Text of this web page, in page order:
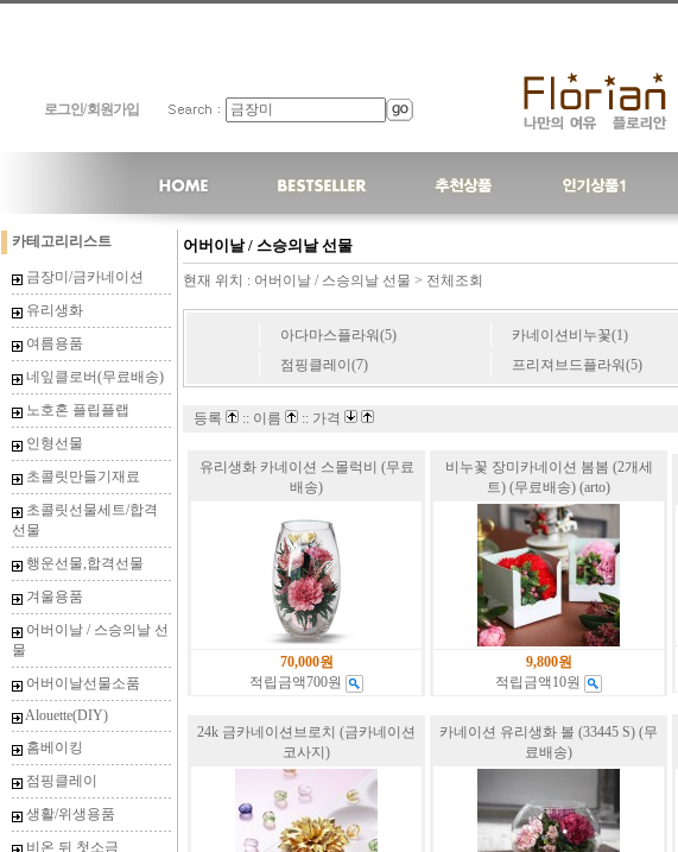
로그인/회원가입
카테고리리스트
금장미/금카네이션
유리생화
여름용품
네잎클로버(무료배송)
노호혼 플립플랩
인형선물
초콜릿만들기재료
초콜릿선물세트/합격
선물
행운선물,합격선물
겨울용품
어버이날 / 스승의날 선
물
어버이날선물소품
Alouette(DIY)
홈베이킹
점핑클레이
생활/위생용품
비온 뒤 첫소금
어버이날 / 스승의날 선물
현재 위치 : 어버이날 / 스승의날 선물 > 전체조회
아다마스플라워(5) 카네이션비누꽃(1)
점핑클레이(7)
프리져브드플라워(5)
등록 :: 이름 :: 가격
유리생화 카네이션 스몰럭비 (무료
배송)
70,000원
적립금액700원
비누꽃 장미카네이션 봄봄 (2개세
트) (무료배송) (arto)
9,800원
적립금액10원
24k 금카네이션브로치 (금카네이션
코사지)
카네이션 유리생화 볼 (33445 S) (무
료배송)